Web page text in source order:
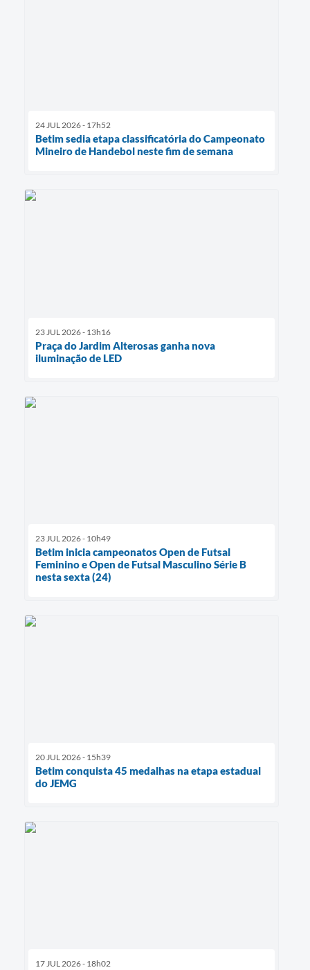
24 JUL 2026 - 17h52
Betim sedia etapa classificatória do Campeonato
Mineiro de Handebol neste fim de semana
23 JUL 2026 - 13h16
Praça do Jardim Alterosas ganha nova
iluminação de LED
23 JUL 2026 - 10h49
Betim inicia campeonatos Open de Futsal
Feminino e Open de Futsal Masculino Série B
nesta sexta (24)
20 JUL 2026 - 15h39
Betim conquista 45 medalhas na etapa estadual
do JEMG
17 JUL 2026 - 18h02